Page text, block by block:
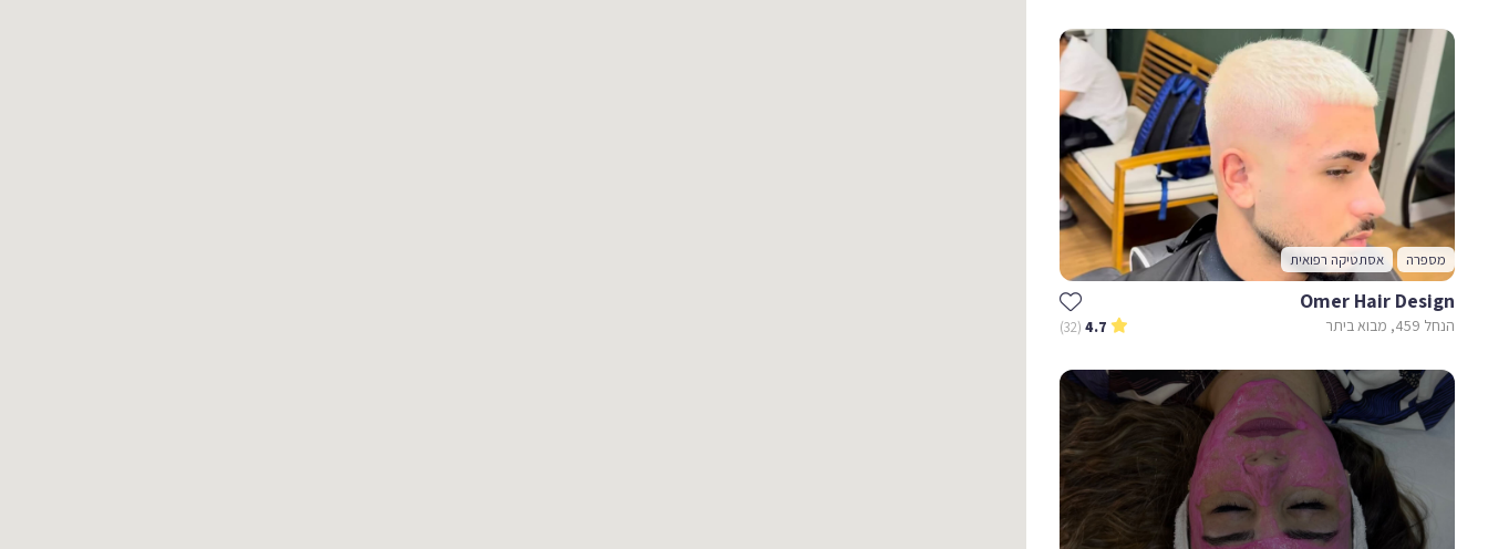
מספרה אסתטיקה רפואית
Omer Hair Design
הנחל 459, מבוא ביתר 4.7
(32)